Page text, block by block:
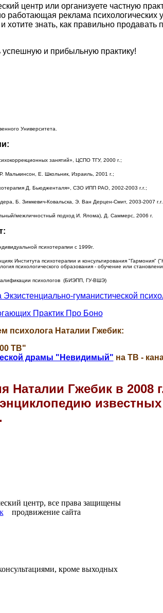
центр или организуете частную
работающая реклама психологических
хотите знать, как правильно продавать
и прибыльную практику!
Университета.
занятий», ЦСПО ТГУ, 2000 г.;
Малькинсон, Е. Школьник, Израиль, 2001 г.;
Д. Бьюдженталя», СЗО ИПП РАО, 2002-2003 г.г.;
Б. Зимкевич-Ковальска, Э. Ван Дерцен-Смит, 2003-2007
межличностный подход И. Ялома), Д. Саммерс, 2006 г.
психотерапии с 1999г.
Института психотерапии и консультирования "Гармония"
психологического образования - обучение или
психологов (БИЭПП, ГУ-ВШЭ)
Экзистенциально-гуманистической
Практик Про Боно
психолога Наталии Гжебик:
TВ"
драмы "Невидимый" на ТВ -
Наталии Гжебик в 2008
центр, все права защищены
продвижение сайта
кроме выходных